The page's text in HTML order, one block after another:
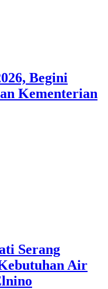
Begini
Kementerian
Serang
Air